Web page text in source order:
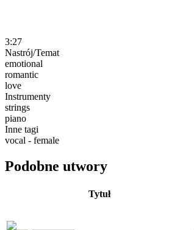
3:27
Nastrój/Temat
emotional
romantic
love
Instrumenty
strings
piano
Inne tagi
vocal - female
Podobne utwory
Tytuł